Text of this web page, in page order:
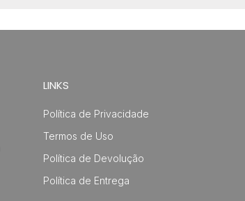
LINKS
Política de Privacidade
Termos de Uso
Política de Devolução
Política de Entrega